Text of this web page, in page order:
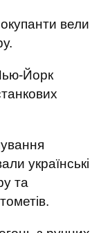
вели
Йорк
українські
та